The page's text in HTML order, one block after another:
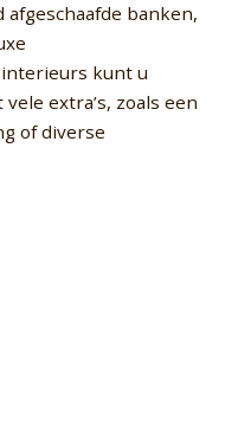
banken,
kunt u
extra’s, zoals een
of diverse